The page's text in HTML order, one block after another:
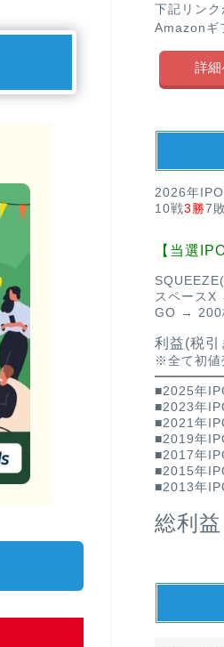
下記リン
Amazonギ
詳細
2026年IPO
10戦3勝7敗
【当選IPO
スペース
GO → 200
利益(税
※全て初値
■2025年
■2023年
■2021年
■2019年
■2017年
■2015年
■2013年
総利